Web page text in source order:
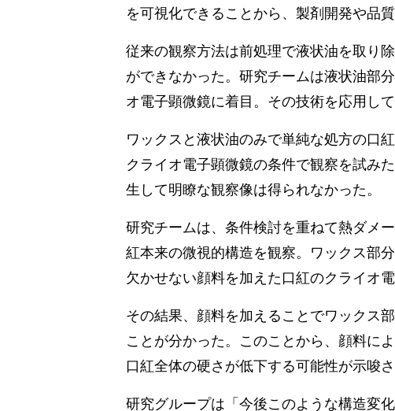
を可視化できることから、製剤開発や品
従来の観察方法は前処理で液状油を取り
ができなかった。研究チームは液状油部
オ電子顕微鏡に着目。その技術を応用し
ワックスと液状油のみで単純な処方の口
クライオ電子顕微鏡の条件で観察を試み
生して明瞭な観察像は得られなかった。
研究チームは、条件検討を重ねて熱ダメ
紅本来の微視的構造を観察。ワックス部
欠かせない顔料を加えた口紅のクライオ
その結果、顔料を加えることでワックス
ことが分かった。このことから、顔料に
口紅全体の硬さが低下する可能性が示唆さ
研究グループは「今後このような構造変